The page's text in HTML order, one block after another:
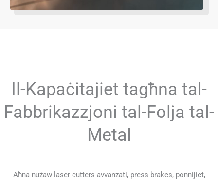
Il-Kapaċitajiet tagħna tal-
Fabbrikazzjoni tal-Folja tal-
Metal
Aħna nużaw laser cutters avvanzati, press brakes, ponnijiet,